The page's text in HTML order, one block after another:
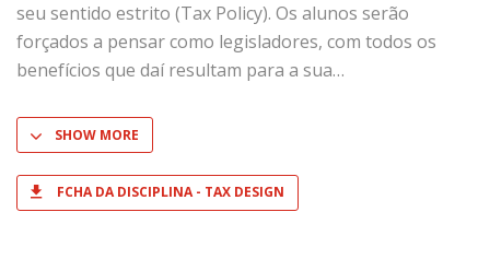
seu sentido estrito (Tax Policy). Os alunos serão
forçados a pensar como legisladores, com todos os
benefícios que daí resultam para a sua
SHOW MORE
FCHA DA DISCIPLINA - TAX DESIGN